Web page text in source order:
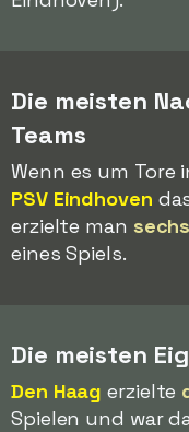
Die meisten
Teams
Wenn es um Tore
PSV Eindhoven
erzielte man
eines Spiels.
Die meisten
Den Haag erzielte
Spielen und war